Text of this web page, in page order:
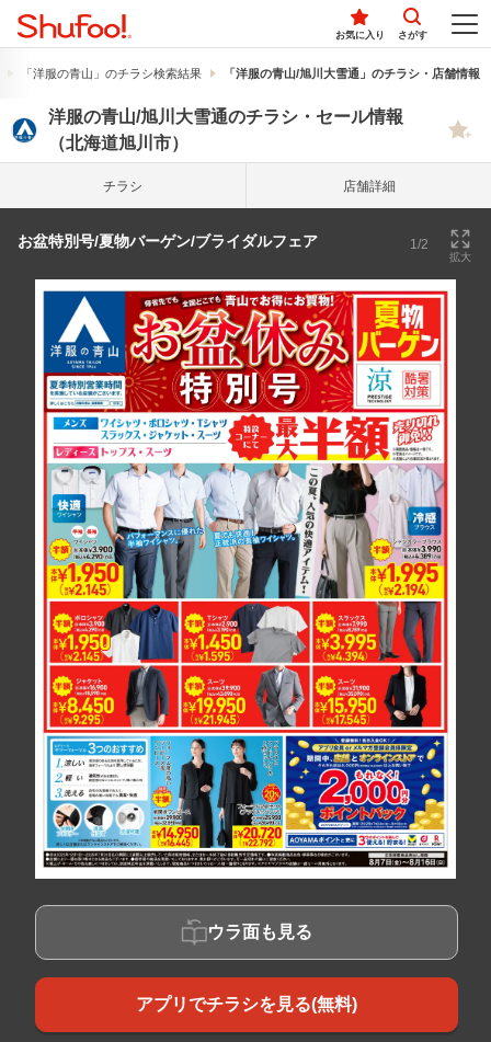
お気に入り さがす
「洋服の青山」のチラシ検索結果 「洋服の青山/旭川大雪通」のチラシ・店舗情報
洋服の青山/旭川大雪通のチラシ・セール情報
（北海道旭川市）
チラシ 店舗詳細
お盆特別号/夏物バーゲン/ブライダルフェア 1/2
拡大
ウラ面も見る
アプリでチラシを見る(無料)